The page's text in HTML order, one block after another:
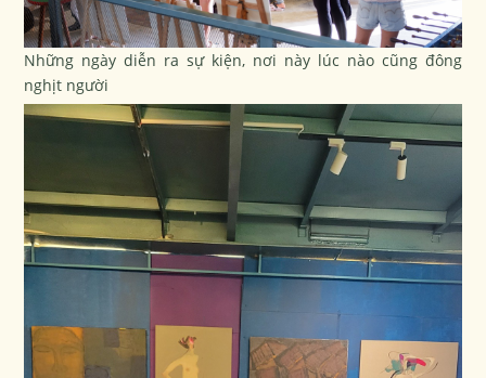
Những ngày diễn ra sự kiện, nơi này lúc nào cũng đông
nghịt người